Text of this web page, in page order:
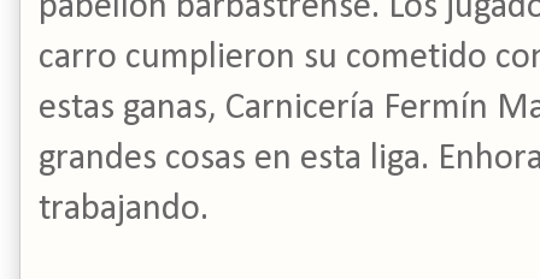
pabellón barbastrense. Los
carro cumplieron su cometido
estas ganas, Carnicería Fermín
grandes cosas en esta liga.
trabajando.